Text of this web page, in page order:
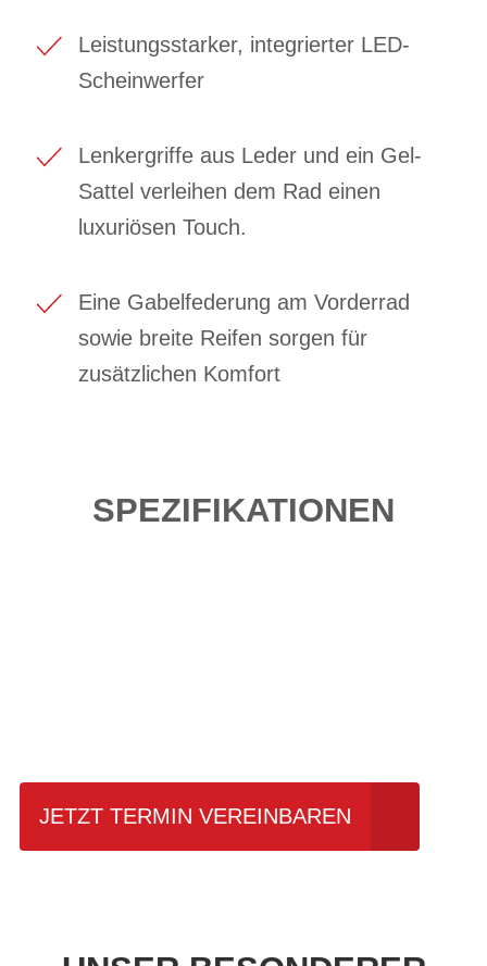
Leistungsstarker, integrierter LED-
Scheinwerfer
Lenkergriffe aus Leder und ein Gel-
Sattel verleihen dem Rad einen
luxuriösen Touch.
Eine Gabelfederung am Vorderrad
sowie breite Reifen sorgen für
zusätzlichen Komfort
SPEZIFIKATIONEN
JETZT TERMIN VEREINBAREN